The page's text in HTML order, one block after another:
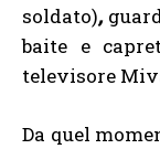
soldato),
baite e
televisore
Da quel